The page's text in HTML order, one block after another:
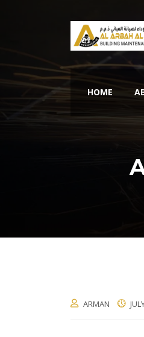
HOME
ARMAN